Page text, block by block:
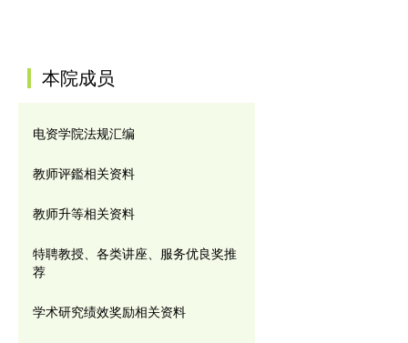
本院成员
电资学院法规汇编
教师评鑑相关资料
教师升等相关资料
特聘教授、各类讲座、服务优良奖推
荐
学术研究绩效奖励相关资料